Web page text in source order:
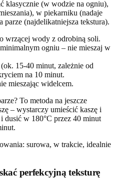
klasycznie (w wodzie na ogniu),
w piekarniku (nadaje
parze (najdelikatniejsza tekstura).
wrzącej wody z odrobiną soli.
ogniu – nie mieszaj w
15-40 minut, zależnie od
na 10 minut.
mieszając widelcem.
To metoda na jeszcze
– wystarczy umieścić kaszę i
dusić w 180°C przez 40 minut
perfekcyjną teksturę